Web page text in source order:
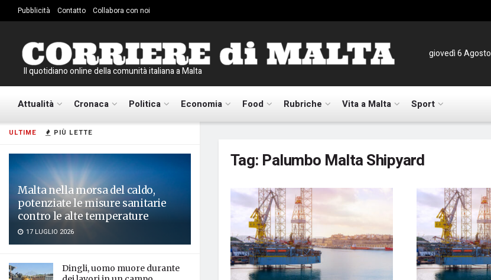
ULTIME PIÙ LETTE
Malta nella morsa del caldo,
potenziate le misure sanitarie
contro le alte temperature
17 LUGLIO 2026
Dingli, uomo muore durante
Pubblicità Contatto Collabora con noi
Il quotidiano online della comunità italiana a Malta
giovedì 6 Agosto
Attualità Cronaca Politica Economia Food Rubriche Vita a Malta Sport
Tag: Palumbo Malta Shipyard